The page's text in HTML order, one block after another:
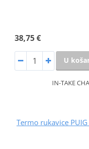
38,75 €
U
IN-TAKE
Termo rukavice